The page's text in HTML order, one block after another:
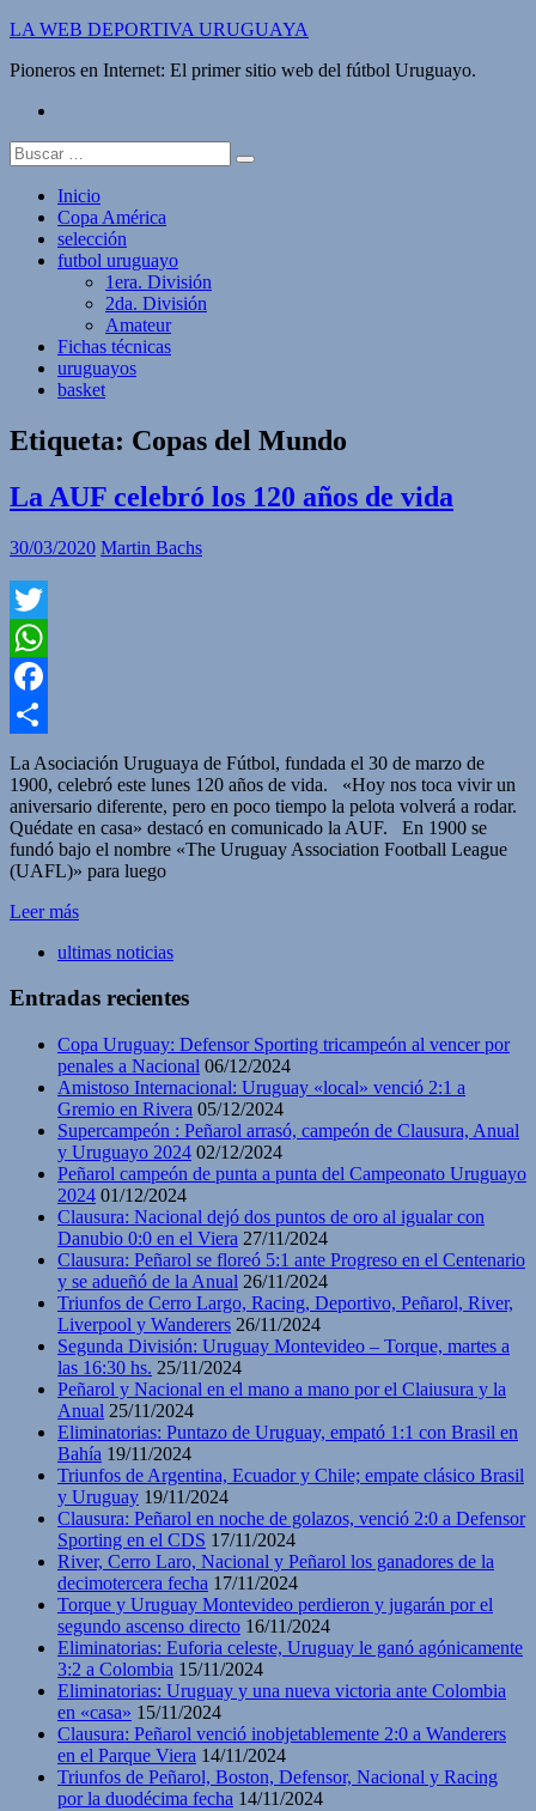
Saltar
contenido
LA WEB DEPORTIVA URUGUAYA
Pioneros en Internet: El primer sitio web del fútbol Uruguayo.
Buscar:
Inicio
Copa América
selección
futbol uruguayo
1era. División
2da. División
Amateur
Fichas técnicas
uruguayos
basket
Etiqueta: Copas del Mundo
La AUF celebró los 120 años de vida
30/03/2020 Martin Bachs
Twitter
WhatsApp
Facebook
Compartir
La Asociación Uruguaya de Fútbol, fundada el 30 de marzo de
1900, celebró este lunes 120 años de vida. «Hoy nos toca vivir un
aniversario diferente, pero en poco tiempo la pelota volverá a rodar.
Quédate en casa» destacó en comunicado la AUF. En 1900 se
fundó bajo el nombre «The Uruguay Association Football League
(UAFL)» para luego
Leer más
ultimas noticias
Entradas recientes
Copa Uruguay: Defensor Sporting tricampeón al vencer por
penales a Nacional 06/12/2024
Amistoso Internacional: Uruguay «local» venció 2:1 a
Gremio en Rivera 05/12/2024
Supercampeón : Peñarol arrasó, campeón de Clausura, Anual
y Uruguayo 2024 02/12/2024
Peñarol campeón de punta a punta del Campeonato Uruguayo
2024 01/12/2024
Clausura: Nacional dejó dos puntos de oro al igualar con
Danubio 0:0 en el Viera 27/11/2024
Clausura: Peñarol se floreó 5:1 ante Progreso en el Centenario
y se adueñó de la Anual 26/11/2024
Triunfos de Cerro Largo, Racing, Deportivo, Peñarol, River,
Liverpool y Wanderers 26/11/2024
Segunda División: Uruguay Montevideo – Torque, martes a
las 16:30 hs. 25/11/2024
Peñarol y Nacional en el mano a mano por el Claiusura y la
Anual 25/11/2024
Eliminatorias: Puntazo de Uruguay, empató 1:1 con Brasil en
Bahía 19/11/2024
Triunfos de Argentina, Ecuador y Chile; empate clásico Brasil
y Uruguay 19/11/2024
Clausura: Peñarol en noche de golazos, venció 2:0 a Defensor
Sporting en el CDS 17/11/2024
River, Cerro Laro, Nacional y Peñarol los ganadores de la
decimotercera fecha 17/11/2024
Torque y Uruguay Montevideo perdieron y jugarán por el
segundo ascenso directo 16/11/2024
Eliminatorias: Euforia celeste, Uruguay le ganó agónicamente
3:2 a Colombia 15/11/2024
Eliminatorias: Uruguay y una nueva victoria ante Colombia
en «casa» 15/11/2024
Clausura: Peñarol venció inobjetablemente 2:0 a Wanderers
en el Parque Viera 14/11/2024
Triunfos de Peñarol, Boston, Defensor, Nacional y Racing
por la duodécima fecha 14/11/2024